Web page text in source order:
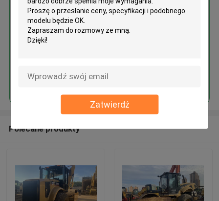
Zatwierdź
Walec drogowy Dynapac CA30D
używany z maszyną budowlaną z
pojedynczym bębnem
Kontyntynuj
Polecane produkty